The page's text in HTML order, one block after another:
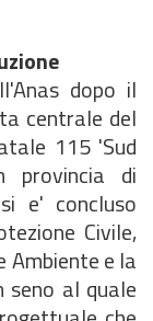
dopo il
centrale del
115 'Sud
provincia di
e' concluso
Civile,
Ambiente e la
seno al quale